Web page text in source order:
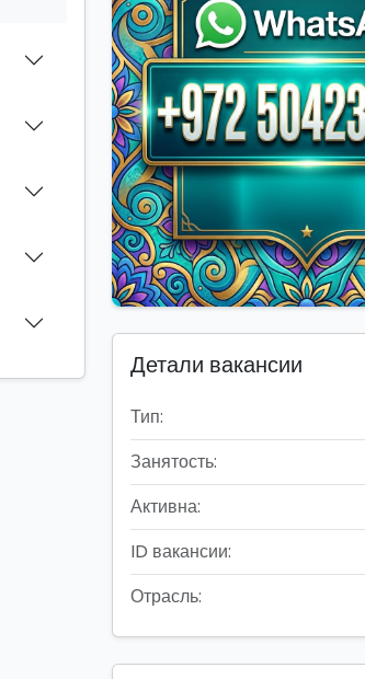
Детали вакансии
Тип:
Занятость:
Активна:
ID вакансии:
Отрасль: